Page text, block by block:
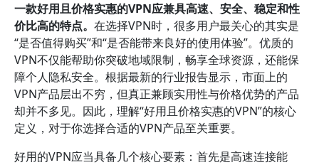
一款好用且价格实惠的VPN应兼具高速、安全、稳定和性
价比高的特点。 在选择VPN时，很多用户最关心的其实是
“是否值得购买”和“是否能带来良好的使用体验”。优质的
VPN不仅能帮助你突破地域限制，畅享全球资源，还能保
障个人隐私安全。根据最新的行业报告显示，市面上的
VPN产品层出不穷，但真正兼顾实用性与价格优势的产品
却并不多见。因此，理解“好用且价格实惠的VPN”的核心
定义，对于你选择合适的VPN产品至关重要。
好用的VPN应当具备几个核心要素：首先是高速连接能